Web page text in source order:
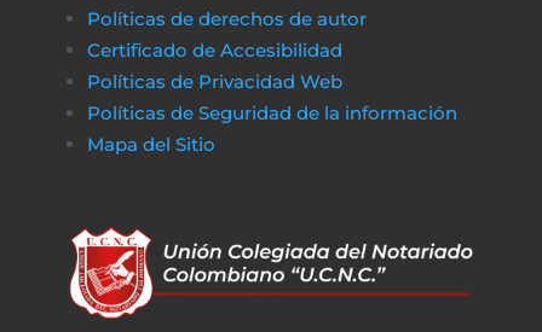
Políticas de derechos de autor
Certificado de Accesibilidad
Políticas de Privacidad Web
Políticas de Seguridad de la información
Mapa del Sitio